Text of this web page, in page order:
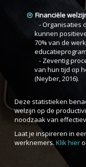
Financiële
- Organisaties
kunnen
70% van de
- Zeventig
van hun tijd op
(Neyber, 2016).
Deze statistieken
welzijn op de
noodzaak van
Laat je inspireren in
werknemers. Klik hier